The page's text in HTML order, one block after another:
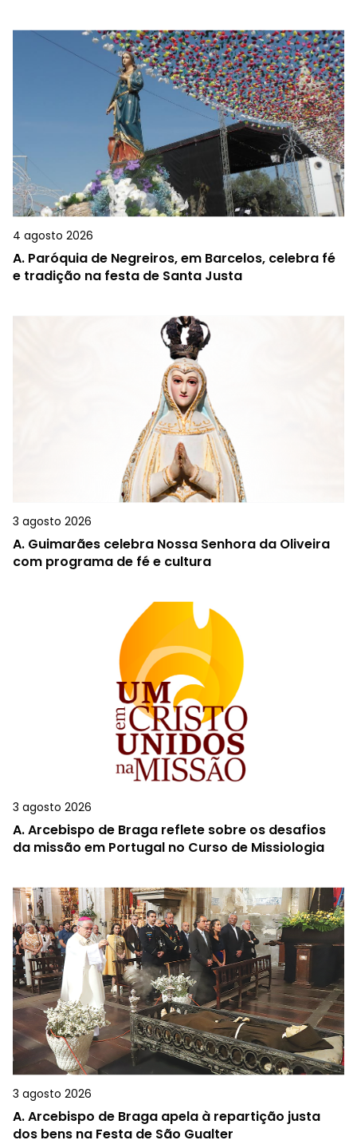
4 agosto 2026
A. Paróquia de Negreiros, em Barcelos, celebra fé
e tradição na festa de Santa Justa
3 agosto 2026
A. Guimarães celebra Nossa Senhora da Oliveira
com programa de fé e cultura
3 agosto 2026
A.Arcebispo de Braga reflete sobre os desafios
da missão em Portugal no Curso de Missiologia
3 agosto 2026
A.Arcebispo de Braga apela à repartição justa
dos bens na Festa de São Gualter